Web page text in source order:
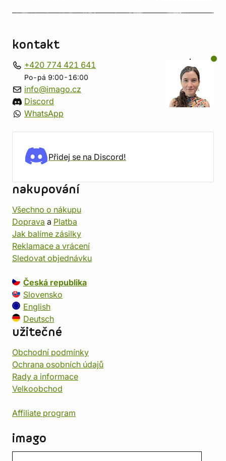
kontakt
+420 774 421 641
Po-pá 9:00-16:00
info@imago.cz
Discord
WhatsApp
Přidej se na Discord!
nakupování
Všechno o nákupu
Doprava a Platba
Jak balíme zásilky
Reklamace a vrácení
Sledovat objednávku
Česká republika
Slovensko
English
Deutsch
užitečné
Obchodní podmínky
Ochrana osobních údajů
Rady a informace
Velkoobchod
Affiliate program
imago